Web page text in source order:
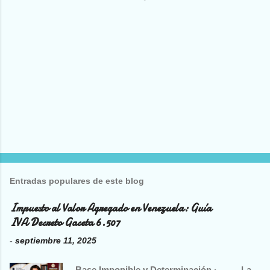
Entradas populares de este blog
Impuesto al Valor Agregado en Venezuela: Guía
IVA Decreto Gaceta 6.507
- septiembre 11, 2025